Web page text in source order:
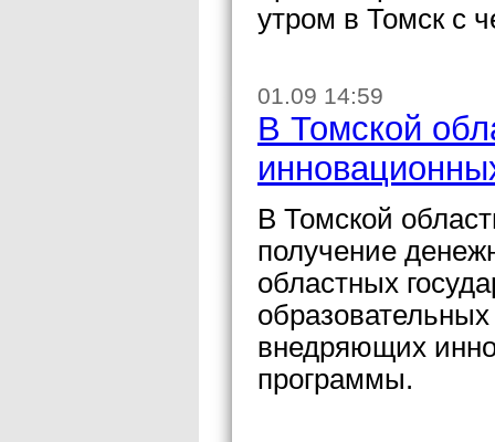
утром в Томск с
01.09 14:59
В Томской
В Томской
получение
областных
внедряющих
программы.